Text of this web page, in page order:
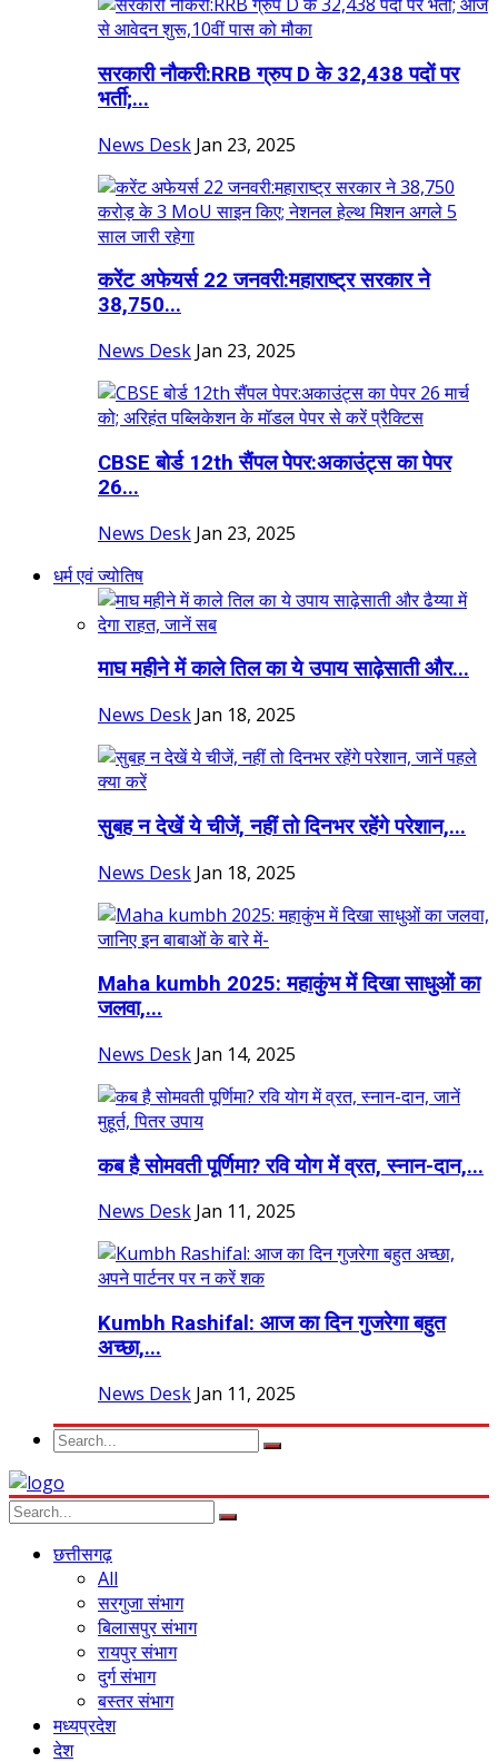
सरकारी नौकरी:RRB ग्रुप D के 32,438 पदों पर
भर्ती;...
News Desk Jan 23, 2025
करेंट अफेयर्स 22 जनवरी:महाराष्ट्र सरकार ने
38,750...
News Desk Jan 23, 2025
CBSE बोर्ड 12th सैंपल पेपर:अकाउंट्स का पेपर
26...
News Desk Jan 23, 2025
धर्म एवं ज्योतिष
माघ महीने में काले तिल का ये उपाय साढ़ेसाती और...
News Desk Jan 18, 2025
सुबह न देखें ये चीजें, नहीं तो दिनभर रहेंगे परेशान,...
News Desk Jan 18, 2025
Maha kumbh 2025: महाकुंभ में दिखा साधुओं का
जलवा,...
News Desk Jan 14, 2025
कब है सोमवती पूर्णिमा? रवि योग में व्रत, स्नान-दान,...
News Desk Jan 11, 2025
Kumbh Rashifal: आज का दिन गुजरेगा बहुत
अच्छा,...
News Desk Jan 11, 2025
छत्तीसगढ़
All
सरगुजा संभाग
बिलासपुर संभाग
रायपुर संभाग
दुर्ग संभाग
बस्तर संभाग
मध्यप्रदेश
देश